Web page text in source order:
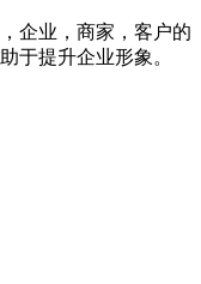
企业，商家，客户的
于提升企业形象。